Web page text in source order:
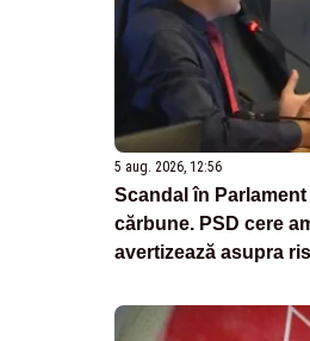
5 aug. 2026, 12:56
Scandal în
cărbune. PSD cere
avertizează asupra